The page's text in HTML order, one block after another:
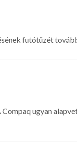
futótüzét
ugyan